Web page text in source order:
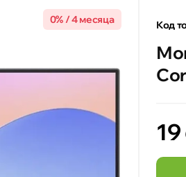
0% / 4 месяца Код